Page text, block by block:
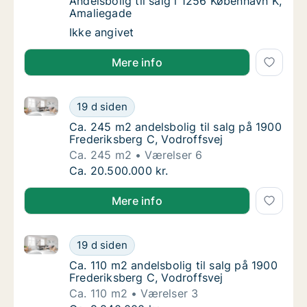
Amaliegade
Andelsbolig til salg i 1256 København K,
Ikke angivet
Mere info
Ca. 245 m2 andelsbolig til salg på 1900
19 d siden
Ca. 245 m2 andelsbolig til salg på 1900
Ca. 245 m2 andelsbolig til salg på 1900
Ca. 245 m2 andelsbolig til salg på 1900
Frederiksberg C, Vodroffsvej
Ca. 245 m2
Værelser 6
Ca. 245 m2 andelsbolig til salg på 1900
Ca. 20.500.000 kr.
Mere info
Ca. 110 m2 andelsbolig til salg på 1900
19 d siden
Ca. 110 m2 andelsbolig til salg på 1900
Ca. 110 m2 andelsbolig til salg på 1900
Ca. 110 m2 andelsbolig til salg på 1900
Frederiksberg C, Vodroffsvej
Ca. 110 m2
Værelser 3